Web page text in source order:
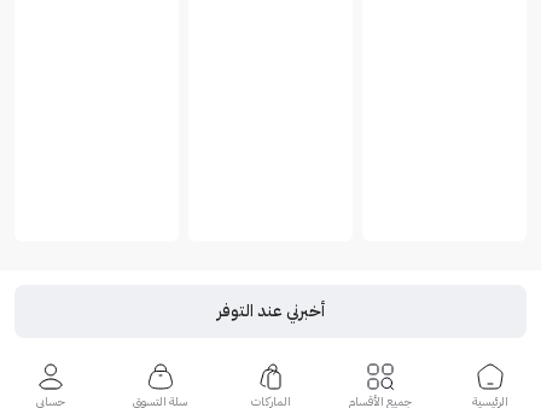
أخبرني عند التوفر
الرئيسية جميع الأقسام الماركات سلة التسوق حسابي